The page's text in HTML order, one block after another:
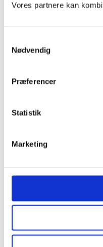
Vores partnere kan
Nødvendig
Præferencer
Statistik
Marketing